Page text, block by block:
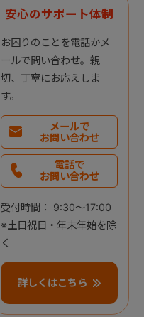
安心のサポート体制
お困りのことを電話かメ
ールで問い合わせ。親
切、丁寧にお応えしま
す。
メールで
お問い合わせ
電話で
お問い合わせ
受付時間： 9:30～17:00
※土日祝日・年末年始を除
く
詳しくはこちら